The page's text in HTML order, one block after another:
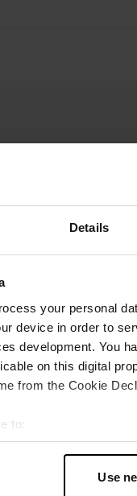
Details
your personal
device in order to
development. You
on this digital
from the Cookie
to:
geographical
personal data is
Use
de
village de
Nous avons payé
personnes… un